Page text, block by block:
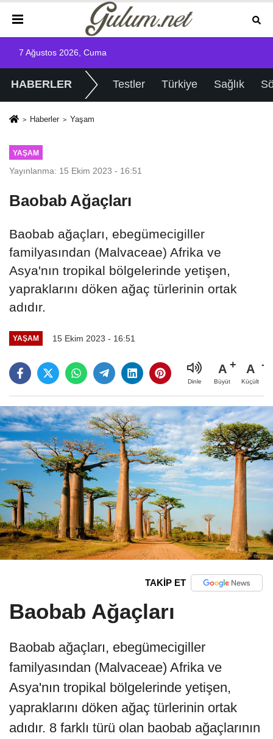
7 Ağustos 2026, Cuma
HABERLER Testler Türkiye Sağlık
Haberler Yaşam
YAŞAM
Yayınlanma: 15 Ekim 2023 - 16:51
Baobab Ağaçları
Baobab ağaçları, ebegümecigiller
familyasından (Malvaceae) Afrika ve
Asya'nın tropikal bölgelerinde yetişen,
yapraklarını döken ağaç türlerinin ortak
adıdır.
YAŞAM 15 Ekim 2023 - 16:51
Dinle
A
Büyüt
A
Küçült
TAKİP ET
Baobab Ağaçları
Baobab ağaçları, ebegümecigiller
familyasından (Malvaceae) Afrika ve
Asya'nın tropikal bölgelerinde yetişen,
yapraklarını döken ağaç türlerinin ortak
adıdır. 8 farklı türü olan baobab ağaçlarının